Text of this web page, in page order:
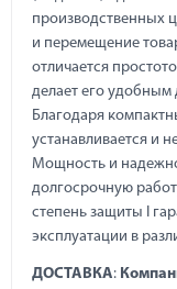
производственных
и перемещение
отличается
делает его удобным
Благодаря
устанавливается и
Мощность и
долгосрочную
степень защиты I
эксплуатации в
ДОСТАВКА: